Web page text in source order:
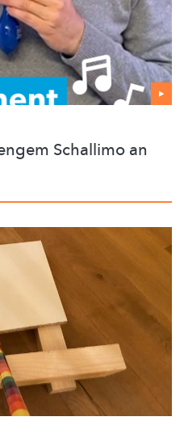
Schallimo an